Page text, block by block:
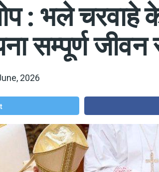
: भले चरवाहे
सम्पूर्ण जीवन
2026